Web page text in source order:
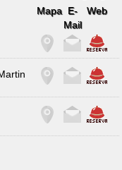
Mapa E-
Mail
Web